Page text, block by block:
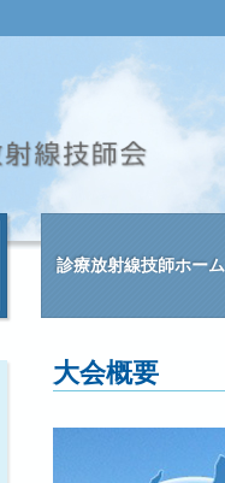
診療放射線技師ホーム
大会概要